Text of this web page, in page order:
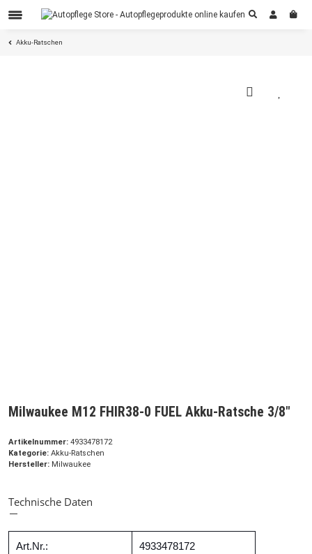
Akku-Ratschen
Milwaukee M12 FHIR38-0 FUEL Akku-Ratsche 3/8"
Artikelnummer: 4933478172
Kategorie: Akku-Ratschen
Hersteller: Milwaukee
Technische Daten
Art.Nr.: 4933478172